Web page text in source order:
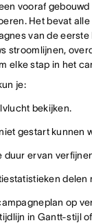
vooraf
Het bevat
van de
stroomlijnen,
elke stap in het
je:
bekijken.
gestart kunnen
ervan
op
in Gantt-stijl